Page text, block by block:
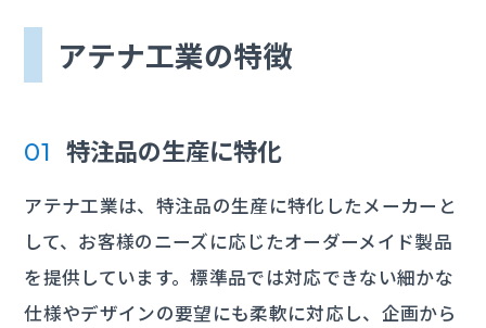
アテナ工業の特徴
01 特注品の生産に特化
アテナ工業は、特注品の生産に特化したメーカーと
して、お客様のニーズに応じたオーダーメイド製品
を提供しています。標準品では対応できない細かな
仕様やデザインの要望にも柔軟に対応し、企画から